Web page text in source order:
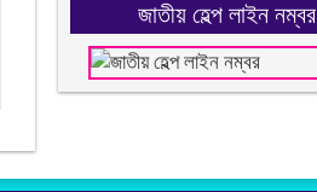
জাতীয় হেল্প লাইন নম্বর